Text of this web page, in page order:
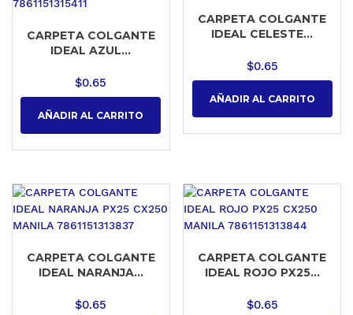
CARPETA COLGANTE
IDEAL AZUL...
$0.65
AÑADIR AL CARRITO
CARPETA COLGANTE
IDEAL CELESTE...
$0.65
AÑADIR AL CARRITO
CARPETA COLGANTE
IDEAL NARANJA...
$0.65
CARPETA COLGANTE
IDEAL ROJO PX25...
$0.65